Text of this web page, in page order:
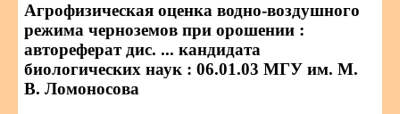
Агрофизическая оценка водно-воздушного
режима черноземов при орошении :
автореферат дис. ... кандидата
биологических наук : 06.01.03 МГУ им. М.
В. Ломоносова